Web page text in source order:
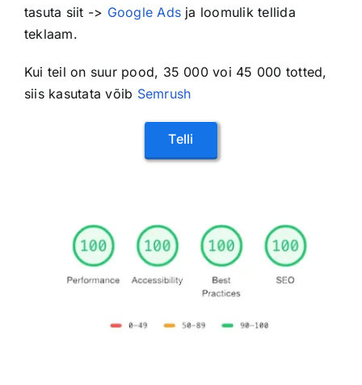
tasuta siit -> Google Ads ja loomulik tellida
teklaam.
Kui teil on suur pood, 35 000 voi 45 000 totted,
siis kasutata võib Semrush
Telli